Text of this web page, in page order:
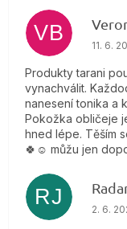
VB
11. 6.
Produkty tarani
vynachválit.
nanesení tonika a
Pokožka obličeje
hned lépe. Těším
🍀☺️ můžu jen
RJ
2. 6.